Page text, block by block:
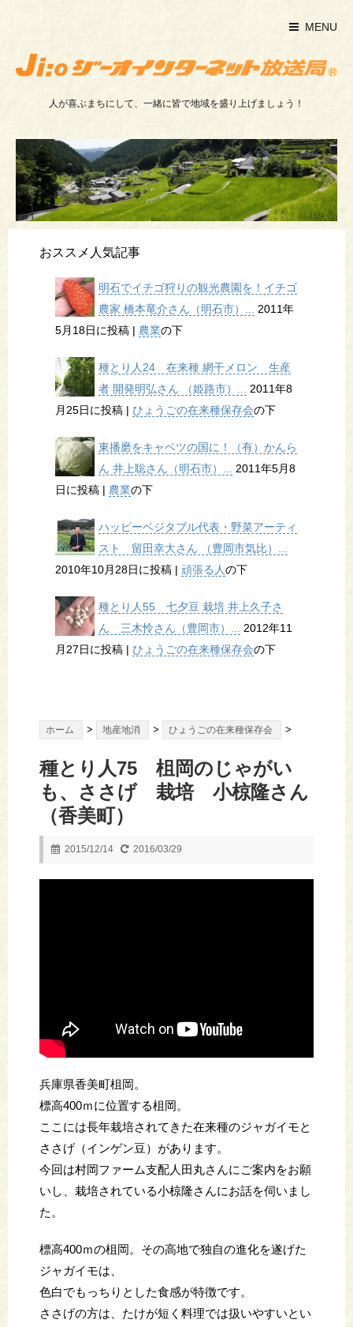
MENU
人が喜ぶまちにして、一緒に皆で地域を盛り上げましょう！
おススメ人気記事
明石でイチゴ狩りの観光農園を！イチゴ
農家 橋本竜介さん（明石市）... 2011年
5月18日に投稿 | 農業の下
種とり人24 在来種 網干メロン 生産
者 開発明弘さん （姫路市）... 2011年8
月25日に投稿 | ひょうごの在来種保存会の下
東播磨をキャベツの国に！（有）かんら
ん 井上聡さん（明石市）... 2011年5月8
日に投稿 | 農業の下
ハッピーベジタブル代表・野菜アーティ
スト 留田幸大さん （豊岡市気比）...
2010年10月28日に投稿 | 頑張る人の下
種とり人55 七夕豆 栽培 井上久子さ
ん 三木怜さん（豊岡市）... 2012年11
月27日に投稿 | ひょうごの在来種保存会の下
ホーム > 地産地消 > ひょうごの在来種保存会 >
種とり人75 柤岡のじゃがい
も、ささげ 栽培 小椋隆さん
（香美町）
2015/12/14 2016/03/29
兵庫県香美町柤岡。
標高400ｍに位置する柤岡。
ここには長年栽培されてきた在来種のジャガイモと
ささげ（インゲン豆）があります。
今回は村岡ファーム支配人田丸さんにご案内をお願
いし、栽培されている小椋隆さんにお話を伺いまし
た。
標高400ｍの柤岡。その高地で独自の進化を遂げた
ジャガイモは、
色白でもっちりとした食感が特徴です。
ささげの方は、たけが短く料理では扱いやすいとい